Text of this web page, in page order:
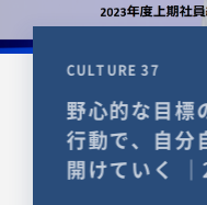
CULTURE 37
野心的な目
行動で、自
開けていく